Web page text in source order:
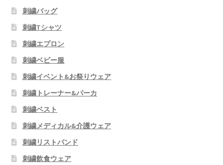
刺繍バッグ
刺繍Tシャツ
刺繍エプロン
刺繍ベビー服
刺繍イベント&お祭りウェア
刺繍トレーナー&パーカ
刺繍ベスト
刺繍メディカル&介護ウェア
刺繍リストバンド
刺繍飲食ウェア